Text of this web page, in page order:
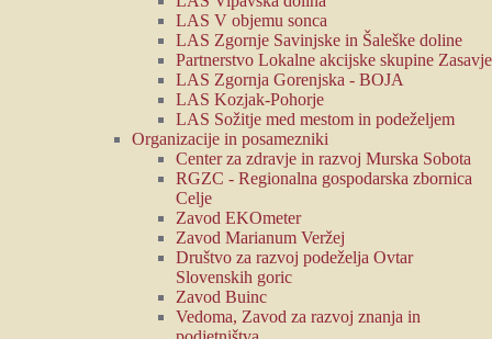
LAS V objemu sonca
LAS Zgornje Savinjske in Šaleške doline
Partnerstvo Lokalne akcijske skupine Zasavje
LAS Zgornja Gorenjska - BOJA
LAS Kozjak-Pohorje
LAS Sožitje med mestom in podeželjem
Organizacije in posamezniki
Center za zdravje in razvoj Murska Sobota
RGZC - Regionalna gospodarska zbornica
Celje
Zavod EKOmeter
Zavod Marianum Veržej
Društvo za razvoj podeželja Ovtar
Slovenskih goric
Zavod Buinc
Vedoma, Zavod za razvoj znanja in